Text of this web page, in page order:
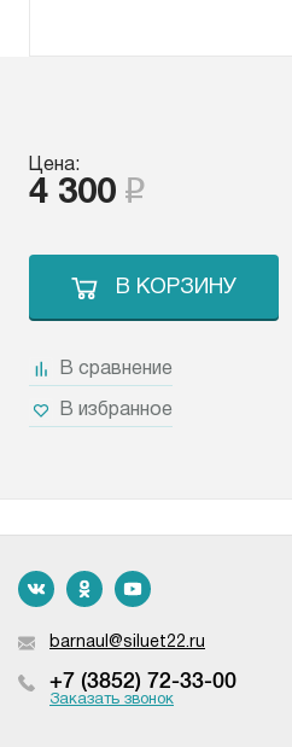
Цена:
4 300
В КОРЗИНУ
В сравнение
В избранное
barnaul@siluet22.ru
+7 (3852) 72-33-00
Заказать звонок